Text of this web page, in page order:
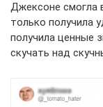
Джексоне смогла
только получила
получила ценные
скучать над